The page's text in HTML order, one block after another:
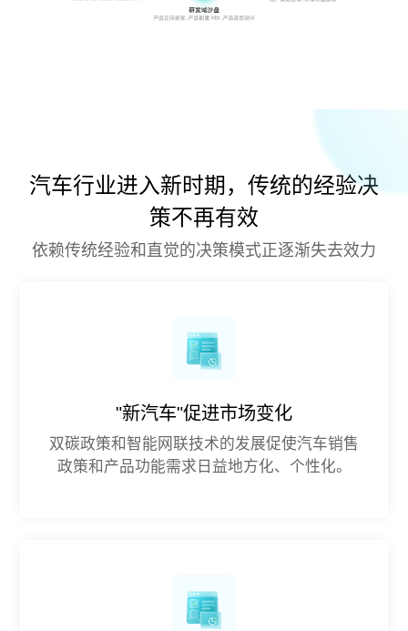
汽车行业进入新时期，传统的经验决
策不再有效
依赖传统经验和直觉的决策模式正逐渐失去效力
"新汽车"促进市场变化
双碳政策和智能网联技术的发展促使汽车销售
政策和产品功能需求日益地方化、个性化。